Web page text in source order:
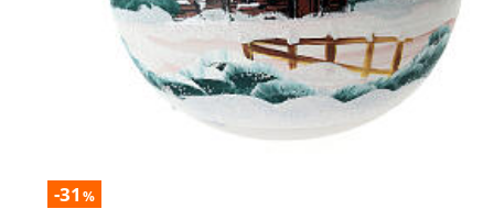
-31 %